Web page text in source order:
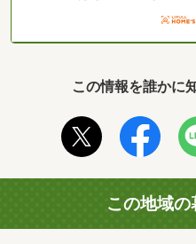
この情報を誰かに
この地域